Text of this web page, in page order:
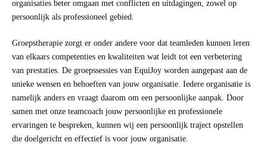
organisaties beter omgaan met conflicten en uitdagingen, zowel op
persoonlijk als professioneel gebied.
Groepstherapie zorgt er onder andere voor dat teamleden kunnen leren
van elkaars competenties en kwaliteiten wat leidt tot een verbetering
van prestaties. De groepssessies van EquiJoy worden aangepast aan de
unieke wensen en behoeften van jouw organisatie. Iedere organisatie is
namelijk anders en vraagt daarom om een persoonlijke aanpak. Door
samen met onze teamcoach jouw persoonlijke en professionele
ervaringen te bespreken, kunnen wij een persoonlijk traject opstellen
die doelgericht en effectief is voor jouw organisatie.